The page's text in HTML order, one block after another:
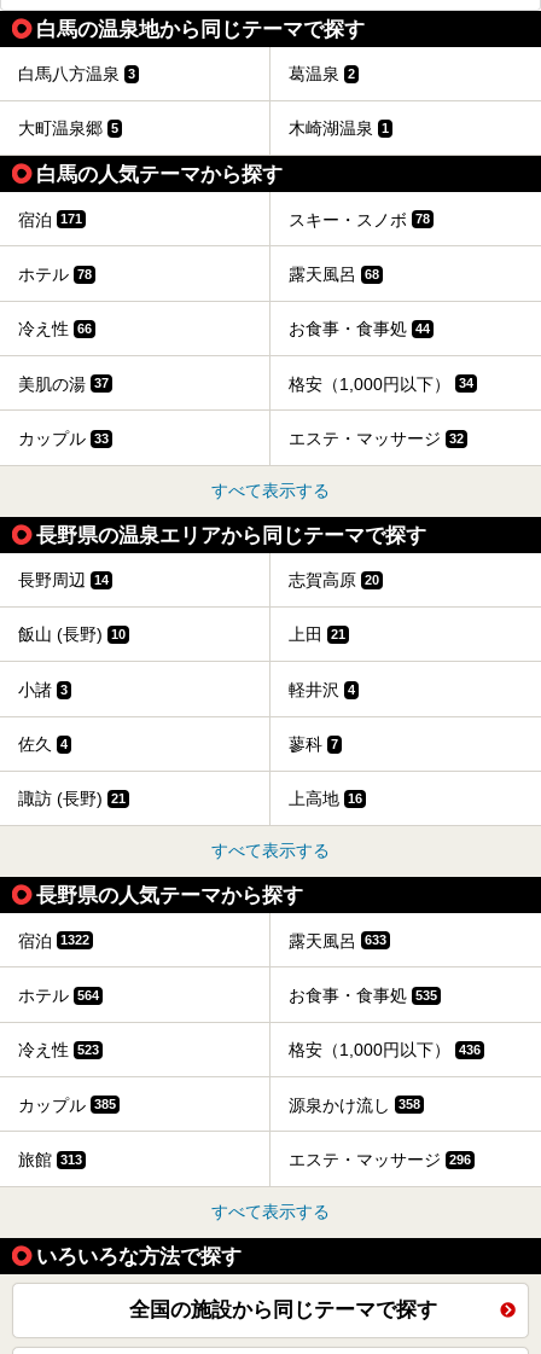
白馬の温泉地から同じテーマで探す
白馬八方温泉 3 葛温泉 2
大町温泉郷 5 木崎湖温泉 1
白馬の人気テーマから探す
宿泊 171 スキー・スノボ 78
ホテル 78 露天風呂 68
冷え性 66 お食事・食事処 44
美肌の湯 37 格安（1,000円以下） 34
カップル 33 エステ・マッサージ 32
すべて表示する
長野県の温泉エリアから同じテーマで探す
長野周辺 14 志賀高原 20
飯山 (長野) 10 上田 21
小諸 3 軽井沢 4
佐久 4 蓼科 7
諏訪 (長野) 21 上高地 16
すべて表示する
長野県の人気テーマから探す
宿泊 1322 露天風呂 633
ホテル 564 お食事・食事処 535
冷え性 523 格安（1,000円以下） 436
カップル 385 源泉かけ流し 358
旅館 313 エステ・マッサージ 296
すべて表示する
いろいろな方法で探す
全国の施設から同じテーマで探す